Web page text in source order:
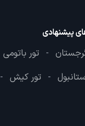
پیشنهادی
- تور باتومی
- تور کیش -